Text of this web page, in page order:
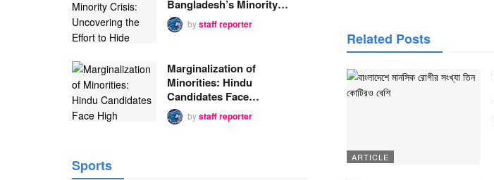
Related Posts
ARTICLE
Bangladesh’s Minority…
bystaff reporter
Marginalization of
Minorities: Hindu
Candidates Face…
bystaff reporter
Sports